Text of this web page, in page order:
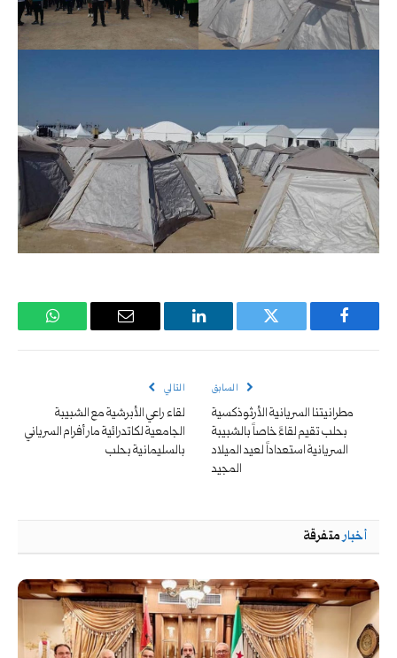
فيسبوك تويتر لينكدإن
البريد
واتساب
السابق
مطرانيتنا السريانية الأرثوذكسية
بحلب تقيم لقاءً خاصاً بالشبيبة
السريانية استعداداً لعيد الميلاد
المجيد
التالي
لقاء راعي الأبرشية مع الشبيبة
الجامعية لكاتدرائية مار أفرام السرياني
بالسليمانية بحلب
أخبارمتفرقة